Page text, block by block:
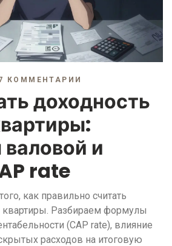
КОММЕНТАРИИ
доходность
и
rate
как правильно считать
квартиры. Разбираем формулы
(CAP rate), влияние
расходов на итоговую